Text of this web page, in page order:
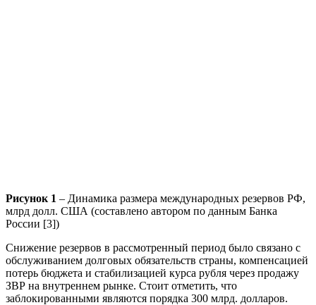
Рисунок 1 – Динамика размера международных резервов РФ,
млрд долл. США (составлено автором по данным Банка
России [3])
Снижение резервов в рассмотренный период было связано с
обслуживанием долговых обязательств страны, компенсацией
потерь бюджета и стабилизацией курса рубля через продажу
ЗВР на внутреннем рынке. Стоит отметить, что
заблокированными являются порядка 300 млрд. долларов.